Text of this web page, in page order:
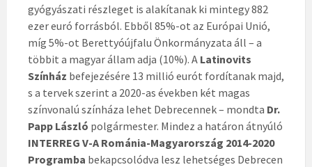
gyógyászati részleget is alakítanak ki mintegy 882
ezer euró forrásból. Ebből 85%-ot az Európai Unió,
míg 5%-ot Berettyóújfalu Önkormányzata áll – a
többit a magyar állam adja (10%). A Latinovits
Színház befejezésére 13 millió eurót fordítanak majd,
s a tervek szerint a 2020-as években két magas
színvonalú színháza lehet Debrecennek – mondta Dr.
Papp László polgármester. Mindez a határon átnyúló
INTERREG V-A Románia-Magyarország 2014-2020
Programba bekapcsolódva lesz lehetséges Debrecen